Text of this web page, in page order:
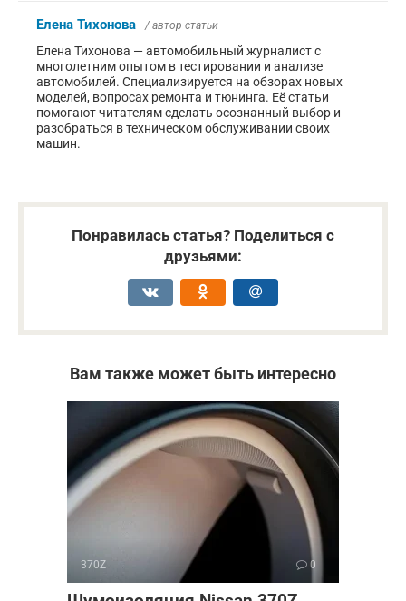
Елена Тихонова / автор статьи
Елена Тихонова — автомобильный журналист с
многолетним опытом в тестировании и анализе
автомобилей. Специализируется на обзорах новых
моделей, вопросах ремонта и тюнинга. Её статьи
помогают читателям сделать осознанный выбор и
разобраться в техническом обслуживании своих
машин.
Понравилась статья? Поделиться с
друзьями:
Вам также может быть интересно
370Z 0